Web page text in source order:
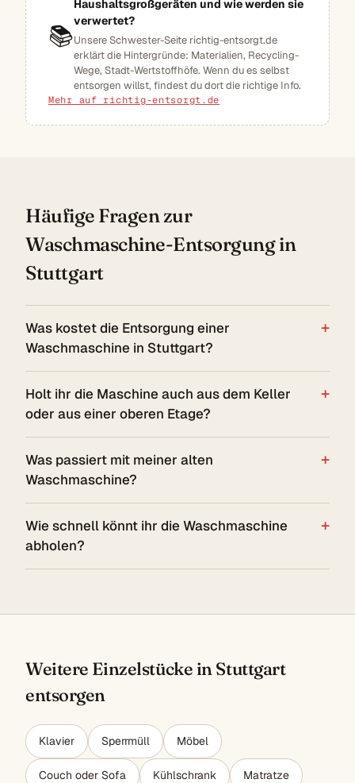
📚
Haushaltsgroßgeräten und wie werden sie
verwertet?
Unsere Schwester-Seite richtig-entsorgt.de
erklärt die Hintergründe: Materialien, Recycling-
Wege, Stadt-Wertstoffhöfe. Wenn du es selbst
entsorgen willst, findest du dort die richtige Info.
Mehr auf richtig-entsorgt.de
Häufige Fragen zur
Waschmaschine-Entsorgung in
Stuttgart
Was kostet die Entsorgung einer
Waschmaschine in Stuttgart?
Holt ihr die Maschine auch aus dem Keller
oder aus einer oberen Etage?
Was passiert mit meiner alten
Waschmaschine?
Wie schnell könnt ihr die Waschmaschine
abholen?
Weitere Einzelstücke in Stuttgart
entsorgen
Klavier Sperrmüll Möbel
Couch oder Sofa Kühlschrank Matratze